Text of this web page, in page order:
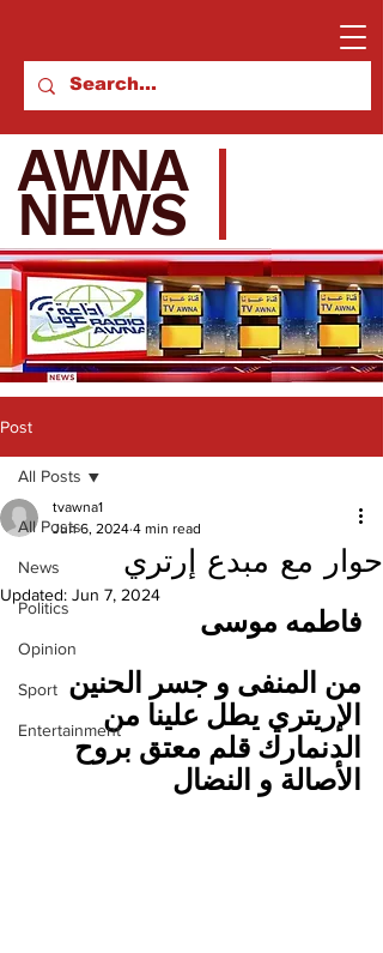
AWNA
NEWS
Post
All Posts
News
Politics
Opinion
Sport
Entertainment
All Posts
حوار مع مبدع إرتري
tvawna1
Jun 6, 2024 4 min read
Updated: Jun 7, 2024
فاطمه موسى
من المنفى و جسر الحنين
الإريتري يطل علينا من
الدنمارك قلم معتق بروح
الأصالة و النضال